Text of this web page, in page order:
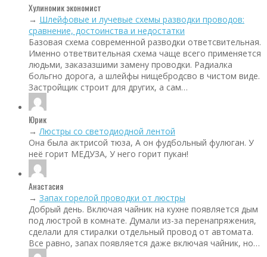
Хулиномик экономист
→ Шлейфовые и лучевые схемы разводки проводов:
сравнение, достоинства и недостатки
Базовая схема современной разводки ответсвительная.
Именно ответвительная схема чаще всего применяется
людьми, заказазшими замену проводки. Радиалка
больгно дорога, а шлейфы нищебродсво в чистом виде.
Застройщик строит для других, а сам…
Юрик
→ Люстры со светодиодной лентой
Она была актрисой тюза, А он фудбольный фулюган. У
неё горит МЕДУЗА, У него горит пукан!
Анастасия
→ Запах горелой проводки от люстры
Добрый день. Включая чайник на кухне появляется дым
под люстрой в комнате. Думали из-за перенапряжения,
сделали для стиралки отдельный провод от автомата.
Все равно, запах появляется даже включая чайник, но…